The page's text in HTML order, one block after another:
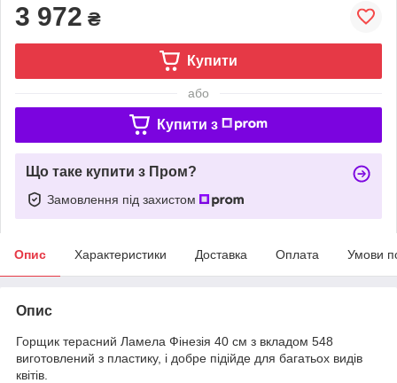
3 972 ₴
Купити
або
Купити з
Що таке купити з Пром?
Замовлення під захистом
Опис Характеристики Доставка Оплата Умови
Опис
Горщик терасний Ламела Фінезія 40 см з вкладом 548
виготовлений з пластику, і добре підійде для багатьох видів
квітів.